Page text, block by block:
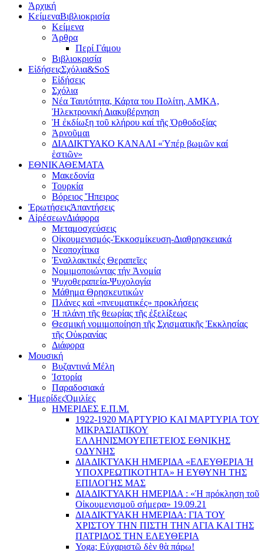
Ἀρχική
ΚείμεναΒιβλιοκρισία
Κείμενα
Άρθρα
Περί Γάμου
Βιβλιοκρισία
ΕἰδήσειςΣχόλια&SoS
Εἰδήσεις
Σχόλια
Νέα Ταυτότητα, Κάρτα του Πολίτη, ΑΜΚΑ,
Ἠλεκτρονική Διακυβέρνηση
Ἡ ἐκδίωξη τοῦ κλήρου καί τῆς Ὀρθοδοξίας
Ἀρνοῦμαι
ΔΙΑΔΙΚΤΥΑΚΟ ΚΑΝΑΛΙ «Ὑπέρ βωμῶν καί
ἑστιῶν»
ΕΘΝΙΚΑΘΕΜΑΤΑ
Μακεδονία
Τουρκία
Βόρειος Ἤπειρος
ἘρωτήσειςἈπαντήσεις
ΑἱρέσεωνΔιάφορα
Μεταμοσχεύσεις
Οἰκουμενισμός-Ἐκκοσμίκευση-Διαθρησκειακά
Νεοποχίτικα
Ἐναλλακτικές Θεραπεῖες
Νομιμοποιώντας τήν Ἀνομία
Ψυχοθεραπεία-Ψυχολογία
Μάθημα Θρησκευτικών
Πλάνες καὶ «πνευματικές» προκλήσεις
Ἡ πλάνη τῆς θεωρίας τῆς ἐξελίξεως
Θεσμική νομιμοποίηση τῆς Σχισματικῆς Ἐκκλησίας
τῆς Οὐκρανίας
Διάφορα
Μουσική
Βυζαντινά Μέλη
Ἰστορία
Παραδοσιακά
ἩμερίδεςὉμιλίες
ΗΜΕΡΙΔΕΣ Ε.Π.Μ.
1922-1920 ΜΑΡΤΥΡΙΟ ΚΑI ΜΑΡΤΥΡIΑ ΤΟΥ
ΜΙΚΡΑΣΙΑΤΙΚΟΥ
EΛΛΗΝΙΣΜΟΥEΠEΤΕΙΟΣ EΘΝΙΚHΣ
O∆YΝΗΣ
ΔΙΑΔΙΚΤΥΑΚΗ ΗΜΕΡΙΔΑ «EΛΕΥΘΕΡΙΑ Ή
YΠΟΧΡΕΩΤΙΚΟΤΗΤΑ» Η ΕΥΘΥΝΗ ΤΗΣ
EΠΙΛΟΓΗΣ ΜΑΣ
ΔΙΑΔΙΚΤΥΑΚΗ ΗΜΕΡΙΔΑ : «Ἡ πρόκληση τοῦ
Οἰκουμενισμοῦ σήμερα» 19.09.21
ΔΙΑΔΙΚΤΥΑΚΗ ΗΜΕΡΙΔΑ: ΓΙΑ ΤΟΥ
ΧΡΙΣΤΟΥ ΤΗΝ ΠΙΣΤΗ ΤΗΝ ΑΓΙΑ ΚΑΙ ΤΗΣ
ΠΑΤΡΙΔΟΣ ΤΗΝ ΕΛΕΥΘΕΡΙΑ
Yoga; Εὐχαριστῶ δὲν θὰ πάρω!